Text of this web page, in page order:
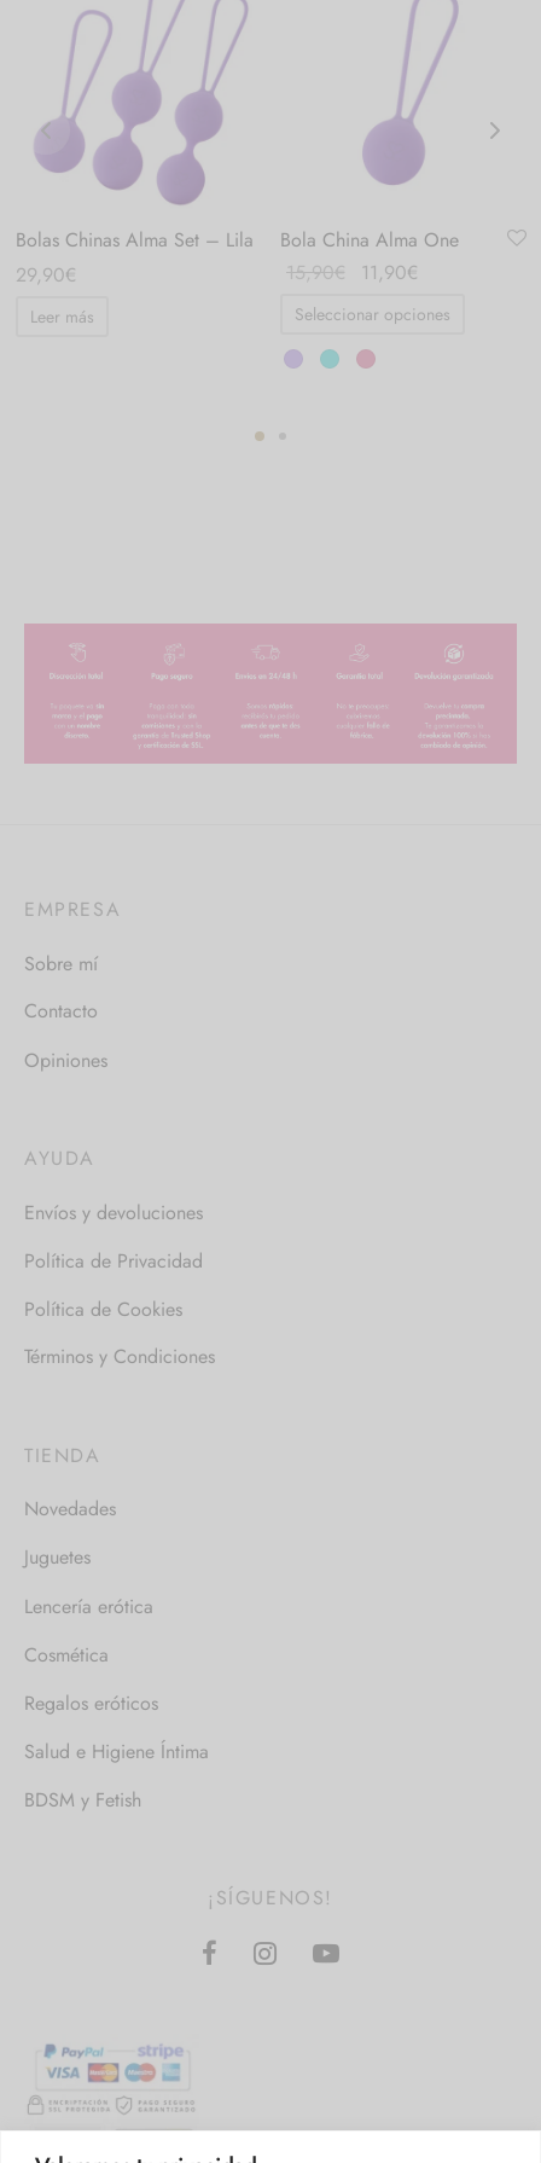
Bolas Chinas Alma Set – Lila
29,90€
Leer más
Bola China Alma One
15,90€
El
original
era:
11,90€
Seleccionar opciones
EMPRESA
Sobre mí
Contacto
Opiniones
AYUDA
Envíos y devoluciones
Política de Privacidad
Política de Cookies
Términos y Condiciones
TIENDA
Novedades
Juguetes
Lencería erótica
Cosmética
Regalos eróticos
Salud e Higiene Íntima
BDSM y Fetish
¡SÍGUENOS!